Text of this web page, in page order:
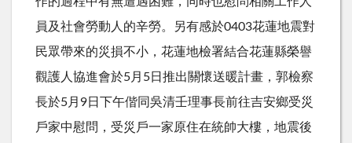
員及社會勞動人的辛勞。另有感於0403花蓮地震對
民眾帶來的災損不小，花蓮地檢署結合花蓮縣榮譽
觀護人協進會於5月5日推出關懷送暖計畫，郭檢察
長於5月9日下午偕同吳清壬理事長前往吉安鄉受災
戶家中慰問，受災戶一家原住在統帥大樓，地震後